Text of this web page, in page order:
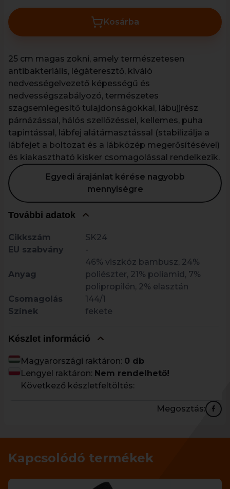
Kosárba
25 cm magas zokni, amely természetesen
antibakteriális, légáteresztő, kiváló
nedvességelvezető képességű és
nedvességszabályozó, természetes
szagsemlegesítő tulajdonságokkal, lábujjrész
párnázással, hálós szellőzéssel, kellemes, puha
tapintással, lábfej alátámasztással (stabilizálja a
lábfejet a boltozat és a lábközép megerősítésével)
és kiakasztható kisker csomagolással rendelkezik.
Egyedi árajánlat kérése nagyobb
mennyiségre
További adatok
Cikkszám
SK24
EU szabvány
-
Anyag
46% viszkóz bambusz, 24%
poliészter, 21% poliamid, 7%
polipropilén, 2% elasztán
Csomagolás
144/1
Színek
fekete
Készlet információ
Magyarországi raktáron: 0 db
Lengyel raktáron: Nem rendelhető!
Következő készletfeltöltés:
Megosztás:
Kapcsolódó termékek